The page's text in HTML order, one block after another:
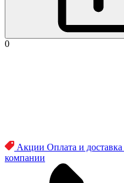
0
Акции Оплата и доставка
компании